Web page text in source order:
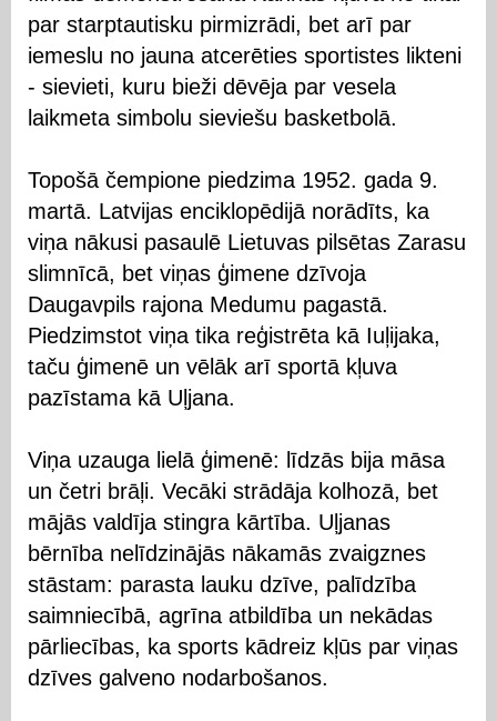
par starptautisku pirmizrādi, bet arī par
iemeslu no jauna atcerēties sportistes likteni
- sievieti, kuru bieži dēvēja par vesela
laikmeta simbolu sieviešu basketbolā.
Topošā čempione piedzima 1952. gada 9.
martā. Latvijas enciklopēdijā norādīts, ka
viņa nākusi pasaulē Lietuvas pilsētas Zarasu
slimnīcā, bet viņas ģimene dzīvoja
Daugavpils rajona Medumu pagastā.
Piedzimstot viņa tika reģistrēta kā Iuļijaka,
taču ģimenē un vēlāk arī sportā kļuva
pazīstama kā Uļjana.
Viņa uzauga lielā ģimenē: līdzās bija māsa
un četri brāļi. Vecāki strādāja kolhozā, bet
mājās valdīja stingra kārtība. Uļjanas
bērnība nelīdzinājās nākamās zvaigznes
stāstam: parasta lauku dzīve, palīdzība
saimniecībā, agrīna atbildība un nekādas
pārliecības, ka sports kādreiz kļūs par viņas
dzīves galveno nodarbošanos.